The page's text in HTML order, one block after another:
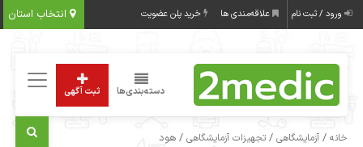
انتخاب استان ورود / ثبت نام علاقه‌مندی ها خرید پلن عضویت
دسته‌بندی‌ها ثبت آگهی
خانه /آزمایشگاهی /تجهیزات آزمایشگاهی / هود